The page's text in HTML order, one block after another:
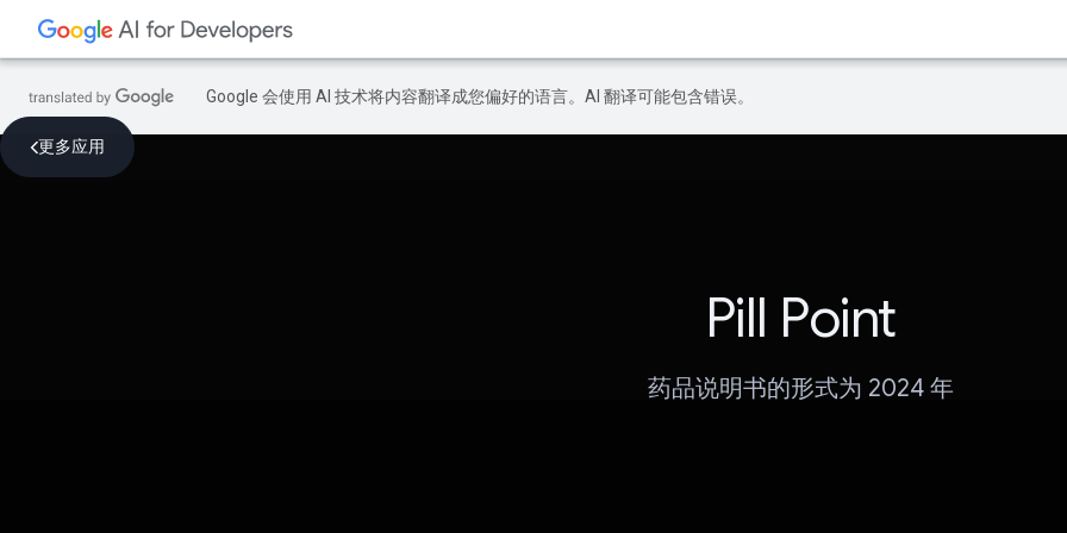
Google 会使用 AI 技术将内容翻译成您偏好的语言。AI 翻译可能包含错误。
更多应用
Pill Point
药品说明书的形式为 2024 年